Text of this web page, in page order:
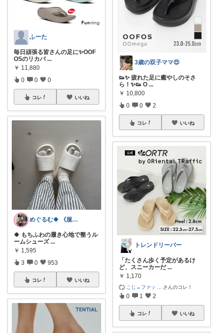
ふーた
毎日頑張る皆さんの足に✨OOF
OSのリカバ ...
￥ 11,880
0 0 0
コレ いいね
めぐるむ🍀 《服と暮らし》朝コレ
🍀 もちふわの履き心地で整うル
ームシューズ ...
￥ 1,595
3 0 953
コレ いいね
3歳の双子ママ😍
👟✨ 疲れた足に癒やしのそさ
ら！✨👟 O ...
￥ 10,800
0 0 2
コレ いいね
トレンドリーバー
「たくさん歩く予定があるけ
ど、スニーカーだ ...
￥ 1,170
こじ↔️ファッ さんのコレ！
0 1 2
コレ いいね